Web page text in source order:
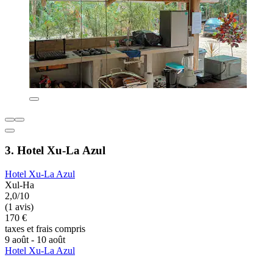
3. Hotel Xu-La Azul
Hotel Xu-La Azul
Xul-Ha
2,0/10
(1 avis)
170 €
taxes et frais compris
9 août - 10 août
Hotel Xu-La Azul